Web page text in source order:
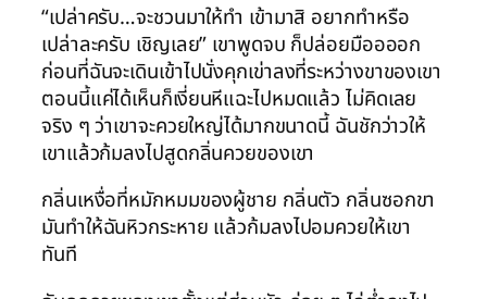
“เปล่าครับ…จะชวนมาให้ทำ เข้ามาสิ อยากทำหรือ
เปล่าละครับ เชิญเลย” เขาพูดจบ ก็ปล่อยมืออออก
ก่อนที่ฉันจะเดินเข้าไปนั่งคุกเข่าลงที่ระหว่างขาของเขา
ตอนนี้แค่ได้เห็นก็เงี่ยนหีแฉะไปหมดแล้ว ไม่คิดเลย
จริง ๆ ว่าเขาจะควยใหญ่ได้มากขนาดนี้ ฉันชักว่าวให้
เขาแล้วก้มลงไปสูดกลิ่นควยของเขา
กลิ่นเหงื่อที่หมักหมมของผู้ชาย กลิ่นตัว กลิ่นซอกขา
มันทำให้ฉันหิวกระหาย แล้วก้มลงไปอมควยให้เขา
ทันที